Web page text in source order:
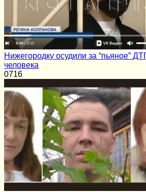
Нижегородку осудили за “пьяное”
человека
0716